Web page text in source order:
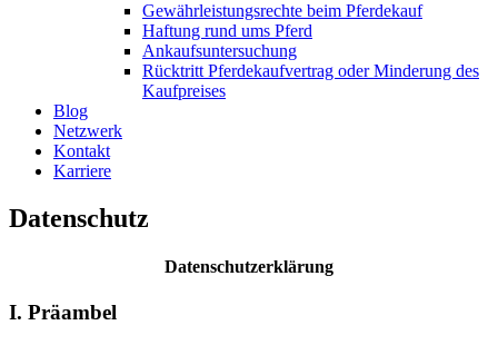
Gewährleistungsrechte beim Pferdekauf
Haftung rund ums Pferd
Ankaufsuntersuchung
Rücktritt Pferdekaufvertrag oder Minderung des
Kaufpreises
Blog
Netzwerk
Kontakt
Karriere
Datenschutz
Datenschutzerklärung
I. Präambel